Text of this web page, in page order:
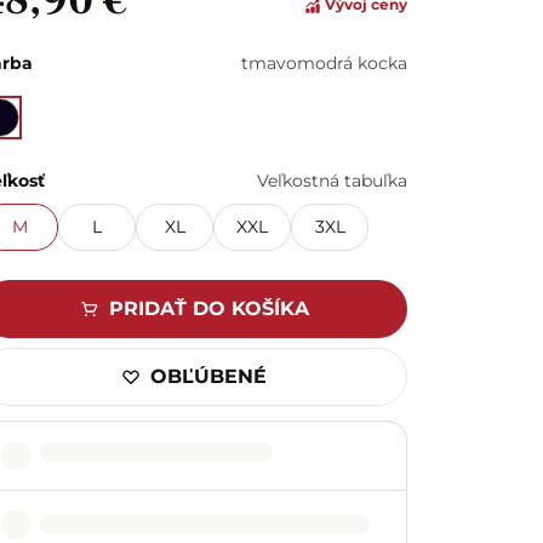
Vývoj ceny
tmavomodrá kocka
Veľkostná tabuľka
M L XL XXL 3XL
PRIDAŤ DO KOŠÍKA
OBĽÚBENÉ